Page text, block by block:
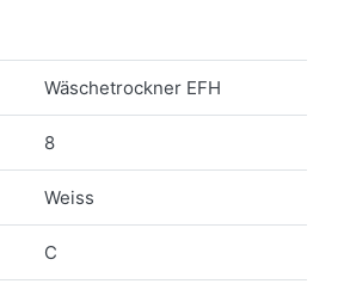
Wäschetrockner EFH
8
Weiss
C